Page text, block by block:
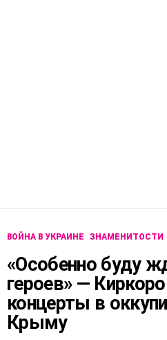
ВОЙНА В УКРАИНЕ ЗНАМЕНИТОСТИ
«Особенно буду
героев» —
концерты в
Крыму